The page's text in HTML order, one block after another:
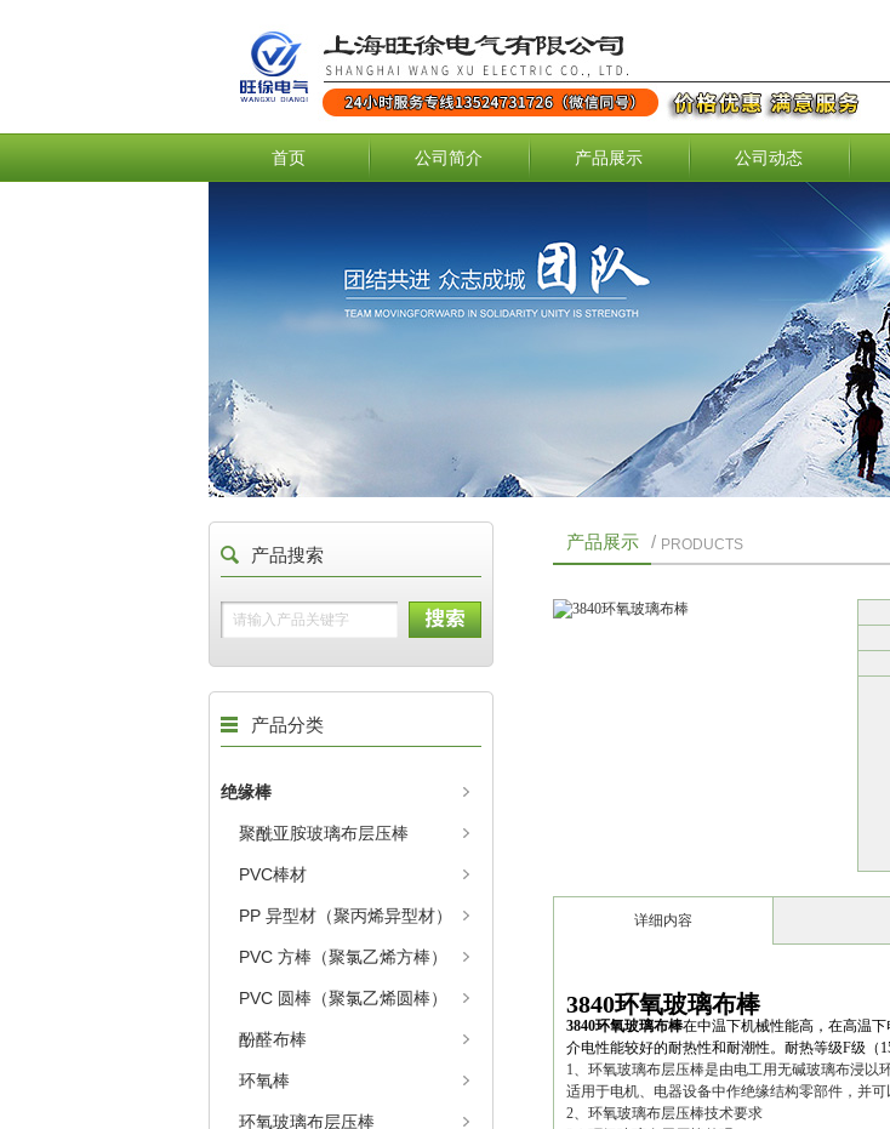
首页 公司简介 产品展示 公司动态
产品搜索
产品分类
绝缘棒
聚酰亚胺玻璃布层压棒
PVC棒材
PP 异型材（聚丙烯异型材）
PVC 方棒（聚氯乙烯方棒）
PVC 圆棒（聚氯乙烯圆棒）
酚醛布棒
环氧棒
环氧玻璃布层压棒
产品展示 / PRODUCTS
详细内容
3840环氧玻璃布棒
3840环氧玻璃布棒在中温下机械性能高，在高温
介电性能较好的耐热性和耐潮性。耐热等级F级（
1、环氧玻璃布层压棒是由电工用无碱玻璃布浸以
适用于电机、电器设备中作绝缘结构零部件，并可
2、环氧玻璃布层压棒技术要求